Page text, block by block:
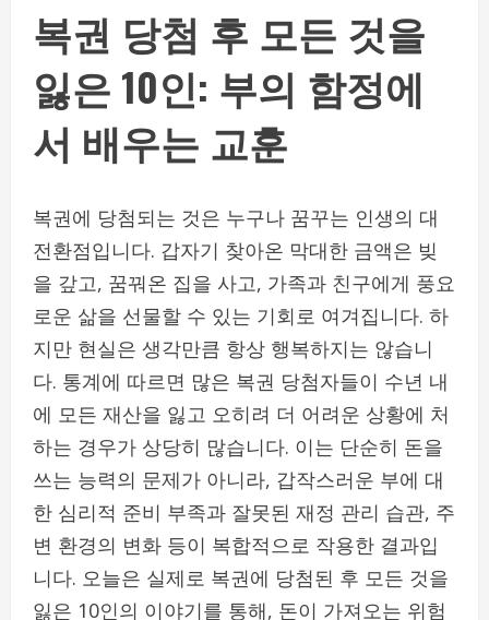
복권 당첨 후 모든 것을
잃은 10인: 부의 함정에
서 배우는 교훈
복권에 당첨되는 것은 누구나 꿈꾸는 인생의 대
전환점입니다. 갑자기 찾아온 막대한 금액은 빚
을 갚고, 꿈꿔온 집을 사고, 가족과 친구에게 풍요
로운 삶을 선물할 수 있는 기회로 여겨집니다. 하
지만 현실은 생각만큼 항상 행복하지는 않습니
다. 통계에 따르면 많은 복권 당첨자들이 수년 내
에 모든 재산을 잃고 오히려 더 어려운 상황에 처
하는 경우가 상당히 많습니다. 이는 단순히 돈을
쓰는 능력의 문제가 아니라, 갑작스러운 부에 대
한 심리적 준비 부족과 잘못된 재정 관리 습관, 주
변 환경의 변화 등이 복합적으로 작용한 결과입
니다. 오늘은 실제로 복권에 당첨된 후 모든 것을
잃은 10인의 이야기를 통해, 돈이 가져오는 위험